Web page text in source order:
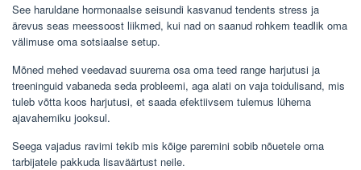
See haruldane hormonaalse seisundi kasvanud tendents stress ja
ärevus seas meessoost liikmed, kui nad on saanud rohkem teadlik oma
välimuse oma sotsiaalse setup.
Mõned mehed veedavad suurema osa oma teed range harjutusi ja
treeninguid vabaneda seda probleemi, aga alati on vaja toidulisand, mis
tuleb võtta koos harjutusi, et saada efektiivsem tulemus lühema
ajavahemiku jooksul.
Seega vajadus ravimi tekib mis kõige paremini sobib nõuetele oma
tarbijatele pakkuda lisaväärtust neile.